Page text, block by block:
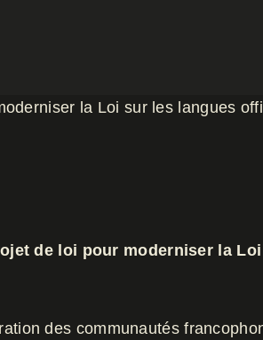
la Loi sur les langues
de loi pour moderniser la
des communautés